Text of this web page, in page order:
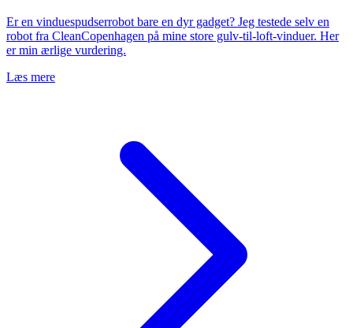
Er en vinduespudserrobot bare en dyr gadget? Jeg testede selv en
robot fra CleanCopenhagen på mine store gulv-til-loft-vinduer. Her
er min ærlige vurdering.
Læs mere